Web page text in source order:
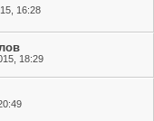
16:28
18:29